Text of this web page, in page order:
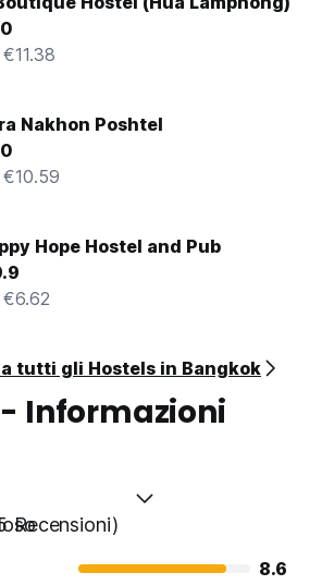
Nakhon Poshtel
Hope Hostel and Pub
tutti gli Hostels in Bangkok
Informazioni
Recensioni)
8.6